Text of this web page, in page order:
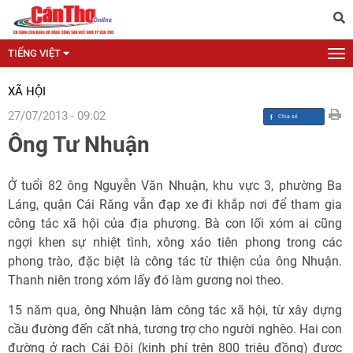
TIẾNG VIỆT
XÃ HỘI
27/07/2013 - 09:02
Ông Tư Nhuận
Ở tuổi 82 ông Nguyễn Văn Nhuận, khu vực 3, phường Ba
Láng, quận Cái Răng vẫn đạp xe đi khắp nơi để tham gia
công tác xã hội của địa phương. Bà con lối xóm ai cũng
ngợi khen sự nhiệt tình, xông xáo tiên phong trong các
phong trào, đặc biệt là công tác từ thiện của ông Nhuận.
Thanh niên trong xóm lấy đó làm gương noi theo.
15 năm qua, ông Nhuận làm công tác xã hội, từ xây dựng
cầu đường đến cất nhà, tương trợ cho người nghèo. Hai con
đường ở rạch Cái Đôi (kinh phí trên 800 triệu đồng) được